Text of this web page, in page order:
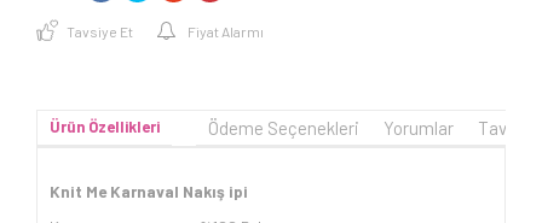
Tavsiye Et Fiyat Alarmı
Ürün Özellikleri Ödeme Seçenekleri Yorumlar
Knit Me Karnaval Nakış ipi